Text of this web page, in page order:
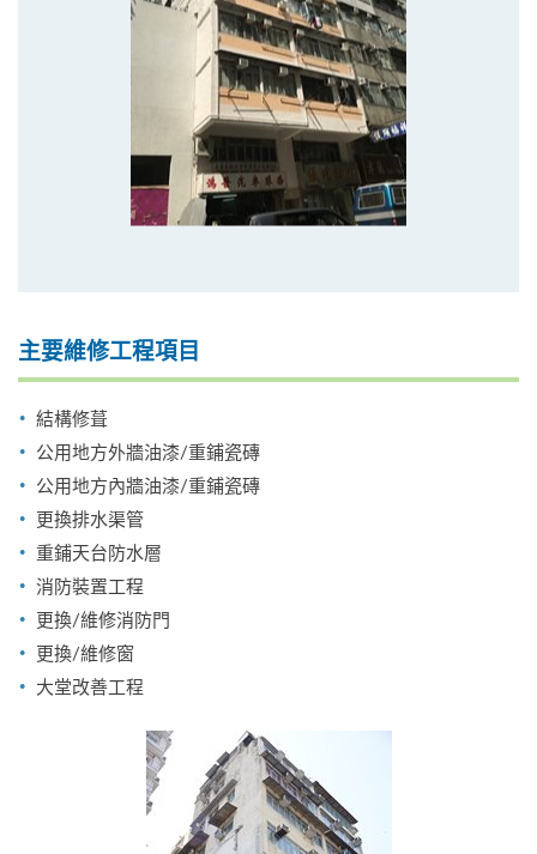
主要維修工程項目
結構修葺
公用地方外牆油漆/重鋪瓷磚
公用地方內牆油漆/重鋪瓷磚
更換排水渠管
重鋪天台防水層
消防裝置工程
更換/維修消防門
更換/維修窗
大堂改善工程